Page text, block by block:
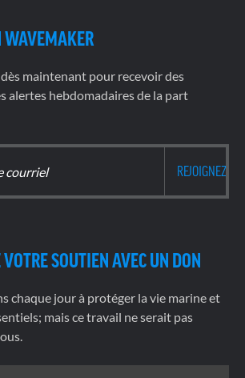
WAVEMAKER
maintenant pour recevoir des
alertes hebdomadaires de la part
SOUTIEN AVEC UN DON
chaque jour à protéger la vie marine et
mais ce travail ne serait pas